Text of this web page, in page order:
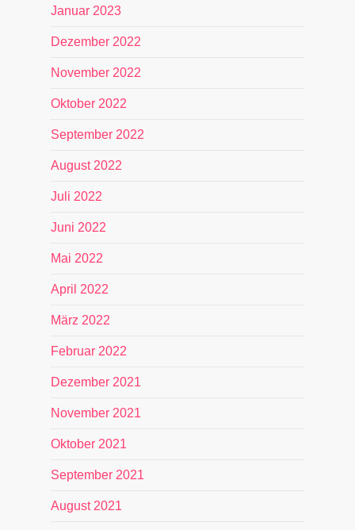
Januar 2023
Dezember 2022
November 2022
Oktober 2022
September 2022
August 2022
Juli 2022
Juni 2022
Mai 2022
April 2022
März 2022
Februar 2022
Dezember 2021
November 2021
Oktober 2021
September 2021
August 2021